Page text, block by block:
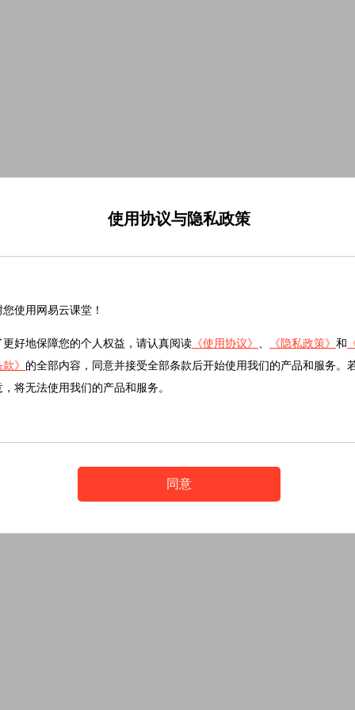
使用协议与隐私政策
您使用网易云课堂！
更好地保障您的个人权益，请认真阅读 《使用协议》 《隐私政策》 和
》 的全部内容，同意并接受全部条款后开始使用我们的产品和服务。
，将无法使用我们的产品和服务。
同意